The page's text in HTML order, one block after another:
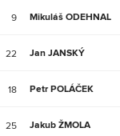
9 Mikuláš ODEHNAL
22 Jan JANSKÝ
18 Petr POLÁČEK
25 Jakub ŽMOLA